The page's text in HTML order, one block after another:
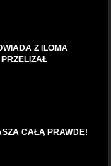
Z ILOMA
CAŁĄ PRAWDĘ!